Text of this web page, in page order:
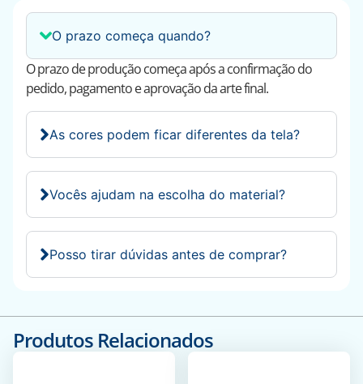
O prazo começa quando?
O prazo de produção começa após a confirmação do
pedido, pagamento e aprovação da arte final.
As cores podem ficar diferentes da tela?
Vocês ajudam na escolha do material?
Posso tirar dúvidas antes de comprar?
Produtos Relacionados